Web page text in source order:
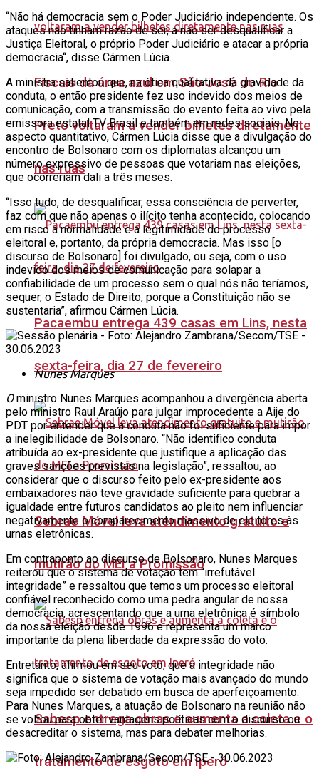
Fiscais da área azul em São José do Rio
Preto voltaram a vender bilhetes diretamente
nas ruas
Pacaembu entrega 439 casas em Lins, nesta
sexta-feira, dia 27 de fevereiro
Sebrae Móvel leva atendimento gratuito e
mutirão do MEI a Promissão
Sabesp entrega obras e aumenta a coleta e o
tratamento de esgoto em Iperó
“Não há democracia sem o Poder Judiciário independente. Os
ataques não tinham razão de ser, a não ser desqualificar a
Justiça Eleitoral, o próprio Poder Judiciário e atacar a própria
democracia“, disse Cármen Lúcia.
A ministra salientou que, na ótica qualitativa da gravidade da
conduta, o então presidente fez uso indevido dos meios de
comunicação, com a transmissão do evento feita ao vivo pela
emissora estatal TV Brasil e também em redes sociais. No
aspecto quantitativo, Cármen Lúcia disse que a divulgação do
encontro de Bolsonaro com os diplomatas alcançou um
número expressivo de pessoas que votariam nas eleições,
que ocorreriam dali a três meses.
“Isso tudo, de desqualificar, essa consciência de perverter,
faz com que não apenas o ilícito tenha acontecido, colocando
em risco a normalidade e a legitimidade do processo
eleitoral e, portanto, da própria democracia. Mas isso [o
discurso de Bolsonaro] foi divulgado, ou seja, com o uso
indevido dos meios de comunicação para solapar a
confiabilidade de um processo sem o qual nós não teríamos,
sequer, o Estado de Direito, porque a Constituição não se
sustentaria”, afirmou Cármen Lúcia.
Nunes Marques
Oministro Nunes Marques acompanhou a divergência aberta
pelo ministro Raul Araújo para julgar improcedente a Aije do
PDT por entender que a conduta não foi suficiente para impor
a inelegibilidade de Bolsonaro. “Não identifico conduta
atribuída ao ex-presidente que justifique a aplicação das
graves sanções previstas na legislação”, ressaltou, ao
considerar que o discurso feito pelo ex-presidente aos
embaixadores não teve gravidade suficiente para quebrar a
igualdade entre futuros candidatos ao pleito nem influenciar
negativamente o comparecimento massivo de eleitores às
urnas eletrônicas.
Em contraponto ao discurso de Bolsonaro, Nunes Marques
reiterou que o sistema de votação tem “irrefutável
integridade” e ressaltou que temos um processo eleitoral
confiável reconhecido como uma pedra angular de nossa
democracia, acrescentando que a urna eletrônica é símbolo
da nossa eleição desde 1996 e representa um marco
importante da plena liberdade da expressão do voto.
Entretanto, afirmou em seu voto, que a integridade não
significa que o sistema de votação mais avançado do mundo
seja impedido ser debatido em busca de aperfeiçoamento.
Para Nunes Marques, a atuação de Bolsonaro na reunião não
se voltou para obter vantagens políticas com o discurso ou
desacreditar o sistema, mas para debater melhorias.